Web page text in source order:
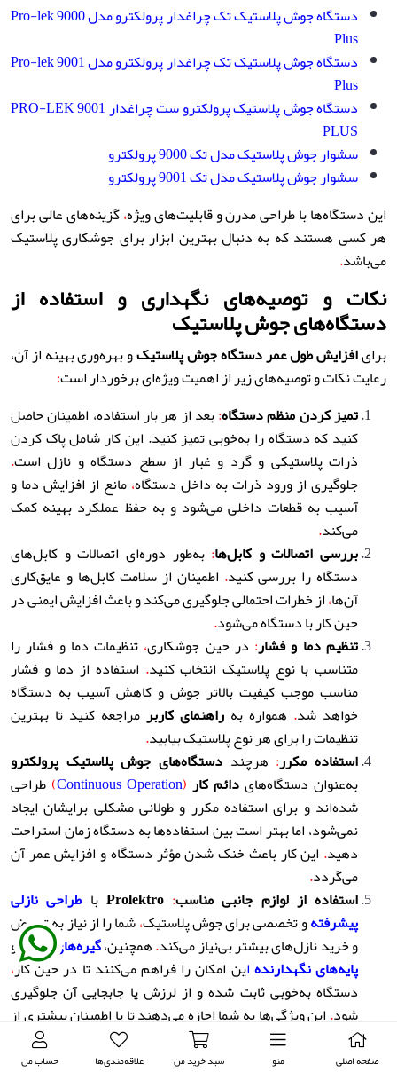
صفحه اصلی منو سبد خرید من علاقه‌مندی‌ها حساب من
دستگاه جوش پلاستیک تک چراغدار پرولکترو مدل Pro-lek 9000
Plus
دستگاه جوش پلاستیک تک چراغدار پرولکترو مدل Pro-lek 9001
Plus
دستگاه جوش پلاستیک پرولکترو ست چراغدار PRO-LEK 9001
PLUS
سشوار جوش پلاستیک مدل تک 9000 پرولکترو
سشوار جوش پلاستیک مدل تک 9001 پرولکترو
این دستگاه‌ها با طراحی مدرن و قابلیت‌های ویژه،گزینه‌های عالی برای
هر کسی هستند که به دنبال بهترین ابزار برای جوشکاری پلاستیک
می‌باشد.
نکات و توصیه‌های نگهداری و استفاده از
دستگاه‌های جوش پلاستیک
برایافزایش طول عمر دستگاه جوش پلاستیکو بهره‌وری بهینه از آن،
رعایت نکات و توصیه‌های زیر از اهمیت ویژه‌ای برخوردار است:
تمیز کردن منظم دستگاه:بعد از هر بار استفاده، اطمینان حاصل
کنید که دستگاه را به‌خوبی تمیز کنید. این کار شامل پاک کردن
ذرات پلاستیکی و گرد و غبار از سطح دستگاه و نازل است.
جلوگیری از ورود ذرات به داخل دستگاه،مانع از افزایش دما و
آسیب به قطعات داخلی می‌شود و به حفظ عملکرد بهینه کمک
می‌کند.
بررسی اتصالات و کابل‌ها: به‌طور دوره‌ای اتصالات و کابل‌های
دستگاه را بررسی کنید. اطمینان از سلامت کابل‌ها و عایق‌کاری
آن‌ها،از خطرات احتمالی جلوگیری می‌کند و باعث افزایش ایمنی در
حین کار با دستگاه می‌شود.
تنظیم دما و فشار: در حین جوشکاری، تنظیمات دما و فشار را
متناسب با نوع پلاستیک انتخاب کنید. استفاده از دما و فشار
مناسب موجب کیفیت بالاتر جوش و کاهش آسیب به دستگاه
خواهد شد. همواره به راهنمای کاربر مراجعه کنید تا بهترین
تنظیمات را برای هر نوع پلاستیک بیابید.
استفاده مکرر: هرچند دستگاه‌های جوش پلاستیک پرولکترو
به‌عنوان دستگاه‌هایدائم کار (
Continuous Operation
) طراحی
شده‌اند و برای استفاده مکرر و طولانی مشکلی برایشان ایجاد
نمی‌شود، اما بهتر است بین استفاده‌ها به دستگاه زمان استراحت
دهید. این کار باعث خنک شدن مؤثر دستگاه و افزایش عمر آن
می‌گردد.
استفاده از لوازم جانبی مناسب:
Prolektro باطراحی نازلی
پیشرفتهو تخصصی برای جوش پلاستیک،شما را از نیاز به تعویض
و خرید نازل‌های بیشتر بی‌نیاز می‌کند.همچنین،گیره‌های کمکیو
پایه‌های نگهدارندهاین امکان را فراهم می‌کنند تا در حین کار،
دستگاه به‌خوبی ثابت شده و از لرزش یا جابجایی آن جلوگیری
شود.این ویژگی‌ها به شما اجازه می‌دهند تا با اطمینان بیشتری از
دستگاه استفاده کنید و کیفیت جوشکاری را بهبود ببخشید .
خنک‌سازی دستگاه پس از استفاده
برای خنک‌سازی مؤثر